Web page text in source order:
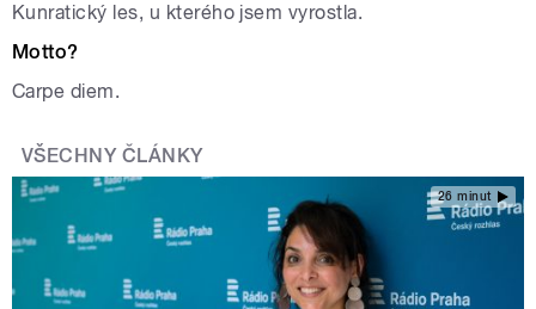
Kunratický les, u kterého jsem vyrostla.
Motto?
Carpe diem.
VŠECHNY ČLÁNKY
26 minut